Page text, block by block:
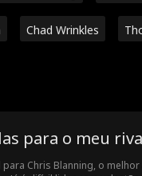
Chad Wrinkles
para o meu
para Chris Blanning, o